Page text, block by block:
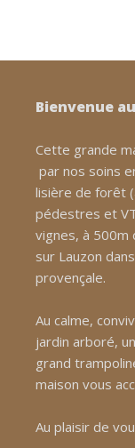
Bienvenue
Cette grande
par nos soins
lisière de forêt
pédestres et
vignes, à 500m
sur Lauzon
provençale.
Au calme,
jardin arboré,
grand
maison vous
Au plaisir de